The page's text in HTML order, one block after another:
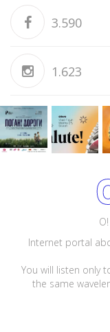
3.590
1.623
Internet portal
You will listen only
the same